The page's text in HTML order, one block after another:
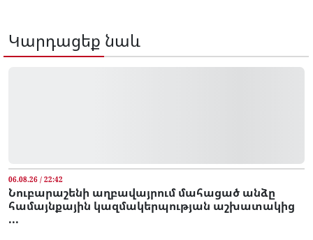
Կարդացեք նաև
06.08.26 / 22:42
Նուբարաշենի աղբավայրում մահացած անձը
համայնքային կազմակերպության աշխատակից
...